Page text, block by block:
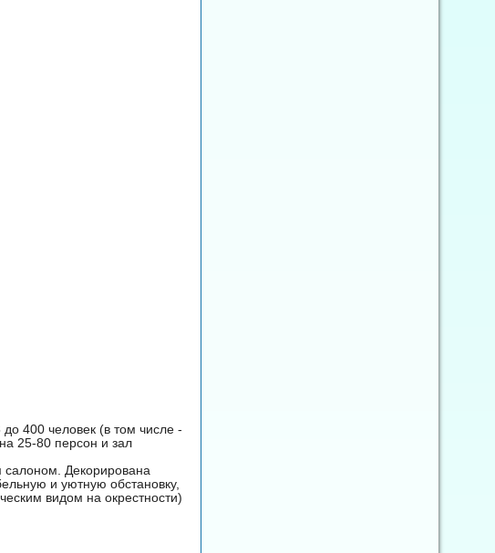
400 человек (в том числе -
25-80 персон и зал
Декорирована
и уютную обстановку,
видом на окрестности)